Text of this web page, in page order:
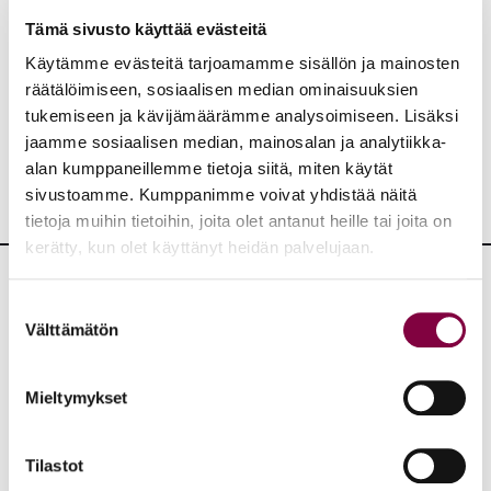
Tämä sivusto käyttää evästeitä
Käytämme evästeitä tarjoamamme sisällön ja mainosten
räätälöimiseen, sosiaalisen median ominaisuuksien
tukemiseen ja kävijämäärämme analysoimiseen. Lisäksi
jaamme sosiaalisen median, mainosalan ja analytiikka-
alan kumppaneillemme tietoja siitä, miten käytät
sivustoamme. Kumppanimme voivat yhdistää näitä
tietoja muihin tietoihin, joita olet antanut heille tai joita on
kerätty, kun olet käyttänyt heidän palvelujaan.
valinta
Välttämätön
Mieltymykset
Tilastot
Aiheet:
JAA:
YTN: Tietoa AMK-alan lakosta